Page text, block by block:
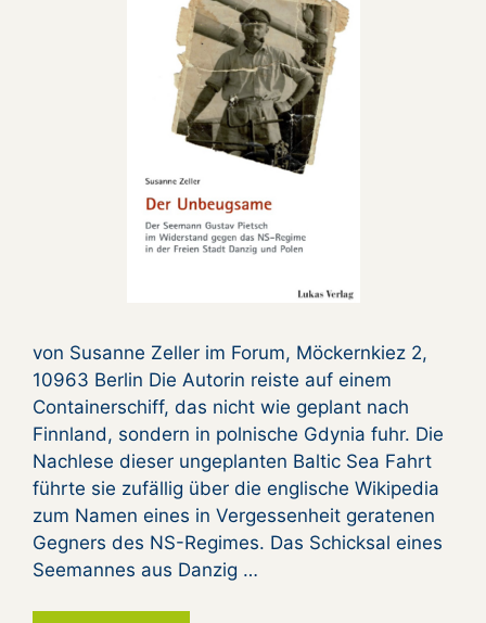
von Susanne Zeller im Forum, Möckernkiez 2,
10963 Berlin Die Autorin reiste auf einem
Containerschiff, das nicht wie geplant nach
Finnland, sondern in polnische Gdynia fuhr. Die
Nachlese dieser ungeplanten Baltic Sea Fahrt
führte sie zufällig über die englische Wikipedia
zum Namen eines in Vergessenheit geratenen
Gegners des NS-Regimes. Das Schicksal eines
Seemannes aus Danzig …